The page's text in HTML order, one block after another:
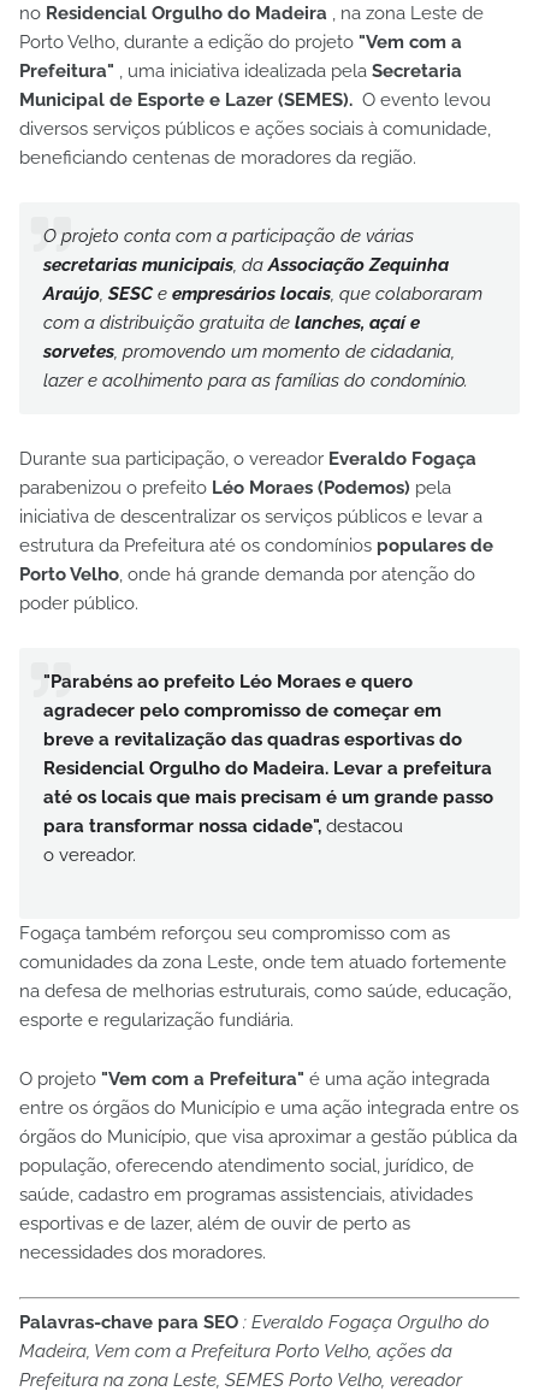
no Residencial Orgulho do Madeira , na zona Leste de
Porto Velho, durante a edição do projeto "Vem com a
Prefeitura" , uma iniciativa idealizada pela Secretaria
Municipal de Esporte e Lazer (SEMES). O evento levou
diversos serviços públicos e ações sociais à comunidade,
beneficiando centenas de moradores da região.
O projeto conta com a participação de várias
secretarias municipais , daAssociação Zequinha
Araújo ,SESC e empresários locais que colaboraram
com a distribuição gratuita de lanches, açaí e
sorvetes , promovendo um momento de cidadania,
lazer e acolhimento para as famílias do condomínio.
Durante sua participação, o vereador Everaldo Fogaça
parabenizou o prefeito Léo Moraes (Podemos) pela
iniciativa de descentralizar os serviços públicos e levar a
estrutura da Prefeitura até os condomínios populares de
Porto Velho , onde há grande demanda por atenção do
poder público.
"Parabéns ao prefeito Léo Moraes e quero
agradecer pelo compromisso de começar em
breve a revitalização das quadras esportivas do
Residencial Orgulho do Madeira. Levar a prefeitura
até os locais que mais precisam é um grande passo
para transformar nossa cidade", destacou
o vereador.
Fogaça também reforçou seu compromisso com as
comunidades da zona Leste, onde tem atuado fortemente
na defesa de melhorias estruturais, como saúde, educação,
esporte e regularização fundiária.
O projeto "Vem com a Prefeitura" é uma ação integrada
entre os órgãos do Município e uma ação integrada entre os
órgãos do Município, que visa aproximar a gestão pública da
população, oferecendo atendimento social, jurídico, de
saúde, cadastro em programas assistenciais, atividades
esportivas e de lazer, além de ouvir de perto as
necessidades dos moradores.
Palavras-chave para SEO : Everaldo Fogaça Orgulho do
Madeira, Vem com a Prefeitura Porto Velho, ações da
Prefeitura na zona Leste, SEMES Porto Velho, vereador